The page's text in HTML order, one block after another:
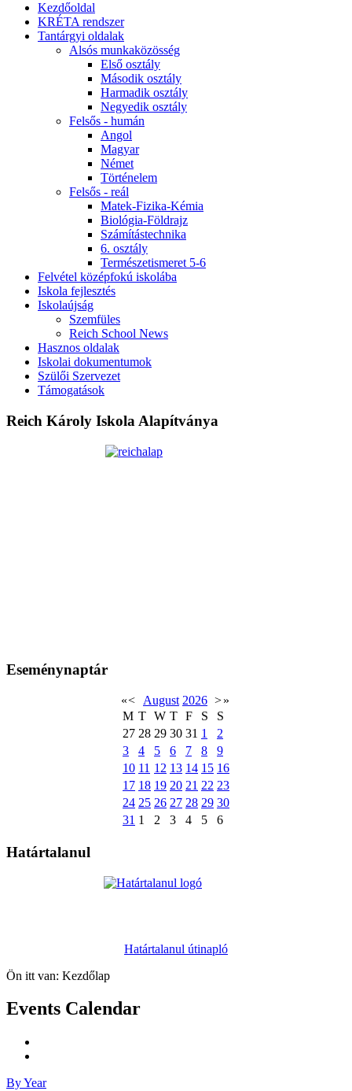
Kezdőoldal
KRÉTA rendszer
Tantárgyi oldalak
Alsós munkaközösség
Első osztály
Második osztály
Harmadik osztály
Negyedik osztály
Felsős - humán
Angol
Magyar
Német
Történelem
Felsős - reál
Matek-Fizika-Kémia
Biológia-Földrajz
Számítástechnika
6. osztály
Természetismeret 5-6
Felvétel középfokú iskolába
Iskola fejlesztés
Iskolaújság
Szemfüles
Reich School News
Hasznos oldalak
Iskolai dokumentumok
Szülői Szervezet
Támogatások
Reich Károly Iskola Alapítványa
Eseménynaptár
«< August 2026 >»
M T W T F S
S
27 28 29 30 31 1
2
3
4 5 6 7 8
9
10 11 12 13 14 15 16
17 18 19 20 21 22 23
24 25 26 27 28 29 30
31 1 2 3 4 5 6
Határtalanul
Határtalanul útinapló
Ön itt van: Kezdőlap
Events Calendar
By Year